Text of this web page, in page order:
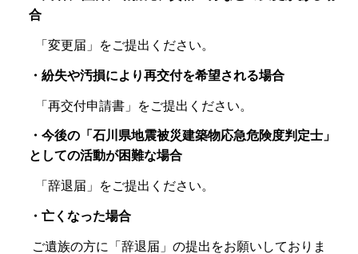
合
「変更届」をご提出ください。
・紛失や汚損により再交付を希望される場合
「再交付申請書」をご提出ください。
・今後の「石川県地震被災建築物応急危険度判定士」
としての活動が困難な場合
「辞退届」をご提出ください。
・亡くなった場合
ご遺族の方に「辞退届」の提出をお願いしておりま